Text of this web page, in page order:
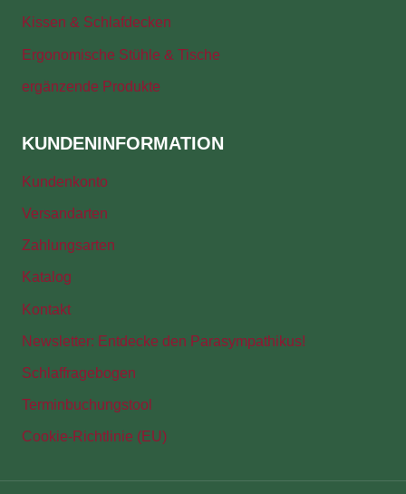
Kissen & Schlafdecken
Ergonomische Stühle & Tische
ergänzende Produkte
KUNDENINFORMATION
Kundenkonto
Versandarten
Zahlungsarten
Katalog
Kontakt
Newsletter: Entdecke den Parasympathikus!
Schlaffragebogen
Terminbuchungstool
Cookie-Richtlinie (EU)